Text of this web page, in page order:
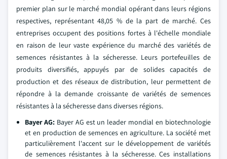
premier plan sur le marché mondial opérant dans leurs régions
respectives, représentant 48,05 % de la part de marché. Ces
entreprises occupent des positions fortes à l'échelle mondiale
en raison de leur vaste expérience du marché des variétés de
semences résistantes à la sécheresse. Leurs portefeuilles de
produits diversifiés, appuyés par de solides capacités de
production et des réseaux de distribution, leur permettent de
répondre à la demande croissante de variétés de semences
résistantes à la sécheresse dans diverses régions.
Bayer AG:Bayer AG est un leader mondial en biotechnologie
et en production de semences en agriculture. La société met
particulièrement l'accent sur le développement de variétés
de semences résistantes à la sécheresse. Ces installations